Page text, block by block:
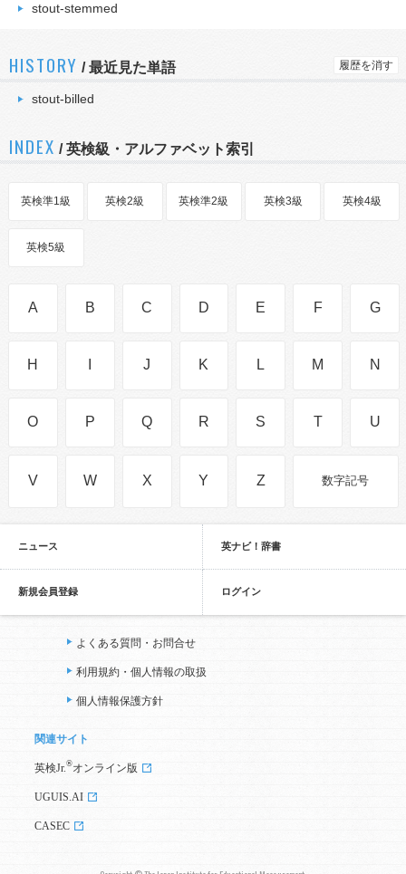
stout-stemmed
HISTORY /最近見た単語 履歴を消す
stout-billed
INDEX / 英検級・アルファベット索引
英検準1級 英検2級 英検準2級 英検3級 英検4級
英検5級
A B C D E F G
H J K L M N
O P Q R S T U
V W X Y Z 数字記号
ニュース 英ナビ！辞書
新規会員登録 ログイン
よくある質問・お問合せ
利用規約・個人情報の取扱
個人情報保護方針
関連サイト
英検Jr. ®オンライン版
UGUIS.AI
CASEC